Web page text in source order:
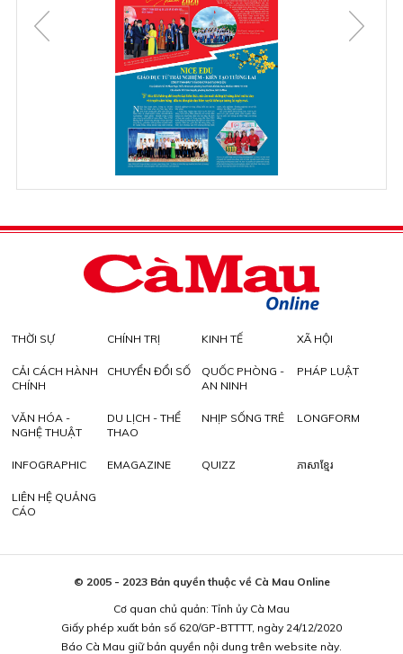
THỜI SỰ CHÍNH TRỊ KINH TẾ XÃ HỘI
CẢI CÁCH HÀNH
CHÍNH
CHUYỂN ĐỔI SỐ
QUỐC PHÒNG -
AN NINH
PHÁP LUẬT
VĂN HÓA -
NGHỆ THUẬT
DU LỊCH - THỂ
THAO
NHỊP SỐNG TRẺ LONGFORM
INFOGRAPHIC EMAGAZINE QUIZZ ភាសាខ្មែរ
LIÊN HỆ QUẢNG
CÁO
© 2005 - 2023 Bản quyền thuộc về Cà Mau Online
Cơ quan chủ quản: Tỉnh ủy Cà Mau
Giấy phép xuất bản số 620/GP-BTTTT, ngày 24/12/2020
Báo Cà Mau giữ bản quyền nội dung trên website này.